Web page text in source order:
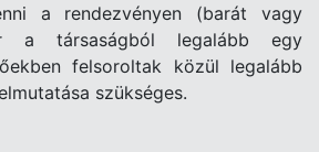
a rendezvényen (barát vagy
a társaságból legalább egy
felsoroltak közül legalább
szükséges.